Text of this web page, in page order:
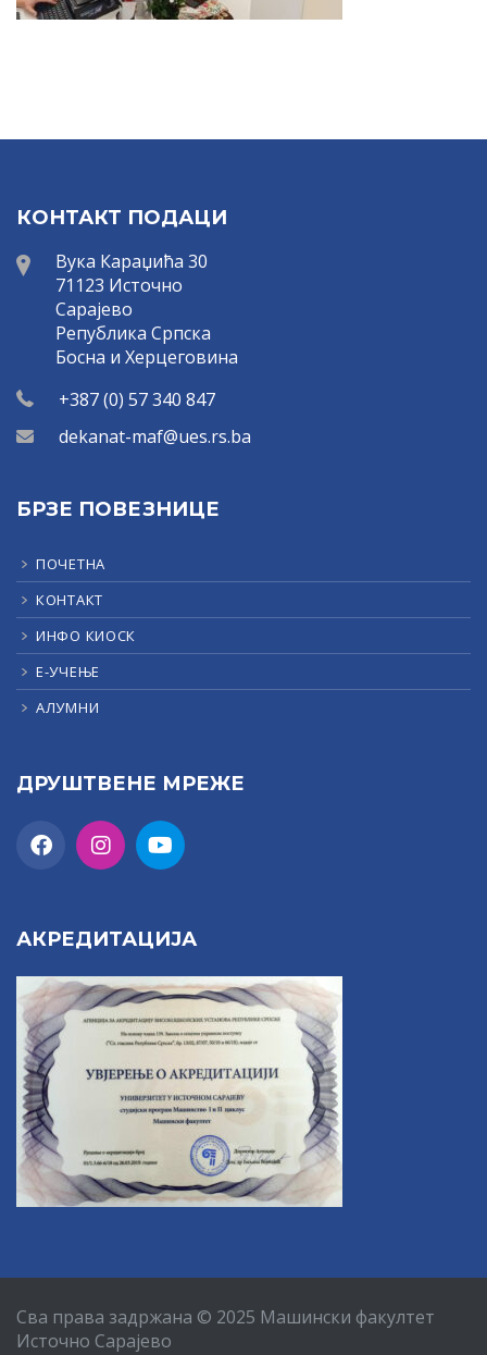
КОНТАКТ ПОДАЦИ
Вука Караџића 30
71123 Источно
Сарајево
Република Српска
Босна и Херцеговина
+387 (0) 57 340 847
dekanat-maf@ues.rs.ba
БРЗЕ ПОВЕЗНИЦЕ
ПОЧЕТНА
КОНТАКТ
ИНФО КИОСК
Е-УЧЕЊЕ
АЛУМНИ
ДРУШТВЕНЕ МРЕЖЕ
АКРЕДИТАЦИЈА
Сва права задржана © 2025 Машински факултет
Источно Сарајево